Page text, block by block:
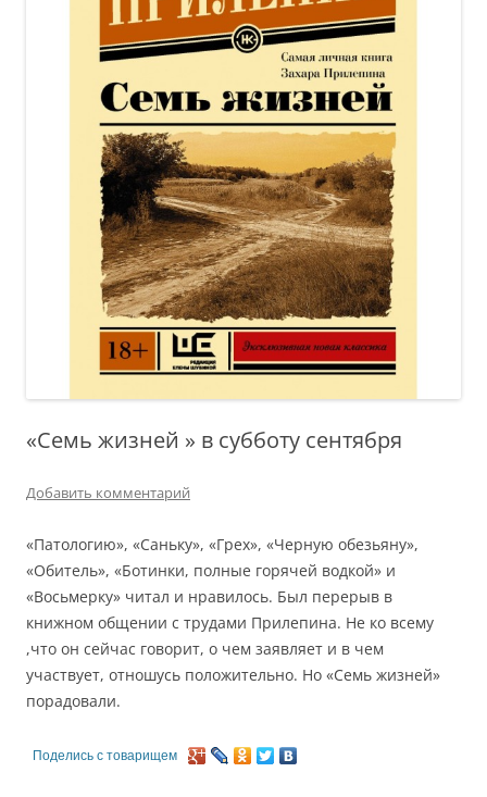
«Семь жизней » в субботу сентября
Добавить комментарий
«Патологию», «Саньку», «Грех», «Черную обезьяну»,
«Обитель», «Ботинки, полные горячей водкой» и
«Восьмерку» читал и нравилось. Был перерыв в
книжном общении с трудами Прилепина. Не ко всему
,что он сейчас говорит, о чем заявляет и в чем
участвует, отношусь положительно. Но «Семь жизней»
порадовали.
Поделись с товарищем